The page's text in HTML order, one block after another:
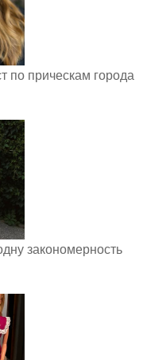
по прическам города
закономерность